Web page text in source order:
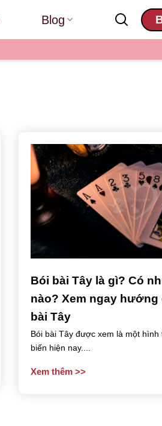
Blog
Bói bài Tây là gì? Có
nào? Xem ngay hướng
bài Tây
Bói bài Tây được xem là một
biến hiện nay....
Xem thêm